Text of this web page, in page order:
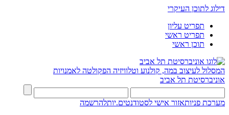
דילוג לתוכן העיקרי
תפריט עליון
תפריט ראשי
תוכן ראשי
המסלול לעיצוב במה, קולנוע וטלוויזיה הפקולטה לאמנויות
אוניברסיטת תל אביב
מערכת פניותאזור אישי לסטודנטים.יותלהרשמה